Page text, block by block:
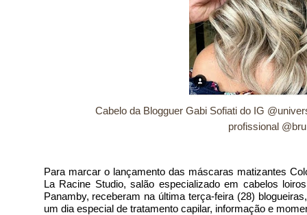
Cabelo da Blogguer Gabi Sofiati do IG
profissional
Para marcar o lançamento das máscaras matizantes
La Racine Studio, salão especializado em cabelos
Panamby, receberam na última terça-feira (28)
um dia especial de tratamento capilar, informação e